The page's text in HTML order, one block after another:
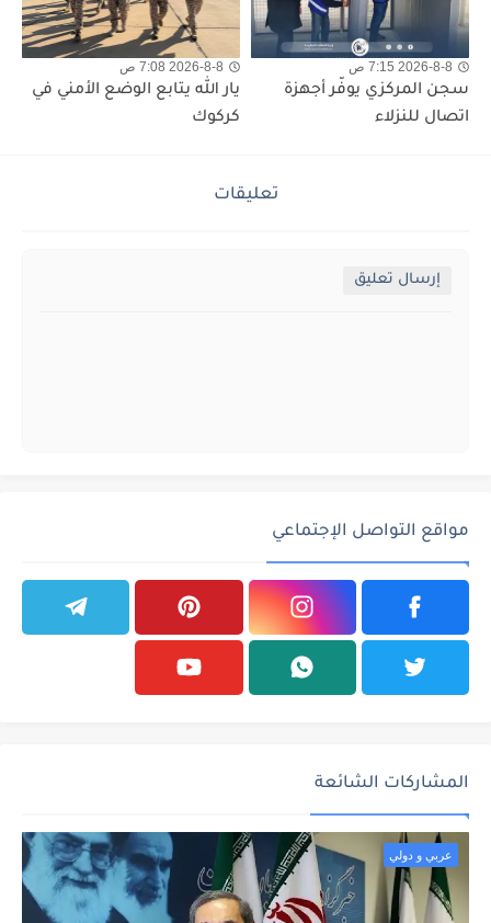
2026-8-8 7:15 ص
سجن المركزي يوفّر أجهزة
اتصال للنزلاء
2026-8-8 7:08 ص
يار الله يتابع الوضع الأمني في
كركوك
تعليقات
إرسال تعليق
مواقع التواصل الإجتماعي
المشاركات الشائعة
عربي و دولي